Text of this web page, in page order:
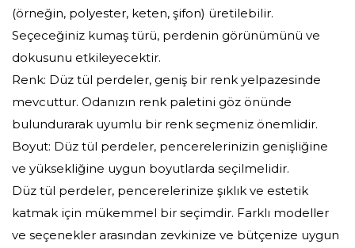
(örneğin, polyester, keten, şifon) üretilebilir.
Seçeceğiniz kumaş türü, perdenin görünümünü ve
dokusunu etkileyecektir.
Renk: Düz tül perdeler, geniş bir renk yelpazesinde
mevcuttur. Odanızın renk paletini göz önünde
bulundurarak uyumlu bir renk seçmeniz önemlidir.
Boyut: Düz tül perdeler, pencerelerinizin genişliğine
ve yüksekliğine uygun boyutlarda seçilmelidir.
Düz tül perdeler, pencerelerinize şıklık ve estetik
katmak için mükemmel bir seçimdir. Farklı modeller
ve seçenekler arasından zevkinize ve bütçenize uygun